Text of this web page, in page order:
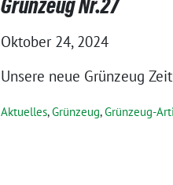
Grünzeug Nr.27
Oktober 24, 2024
Unsere neue Grünzeug
Aktuelles,Grünzeug,Grünzeug-